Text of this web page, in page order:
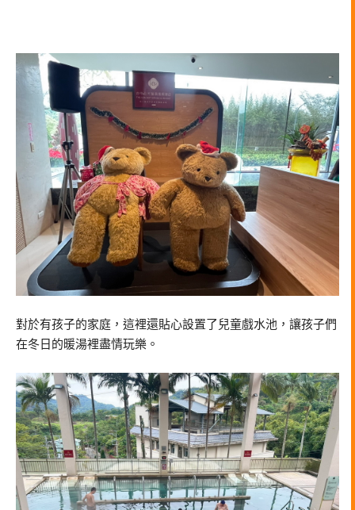
對於有孩子的家庭，這裡還貼心設置了兒童戲水池，讓孩子們
在冬日的暖湯裡盡情玩樂。